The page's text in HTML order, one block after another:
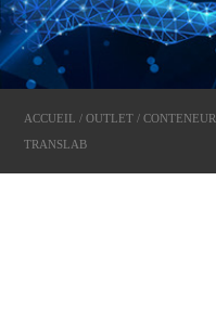
ACCUEIL /OUTLET /
TRANSLAB